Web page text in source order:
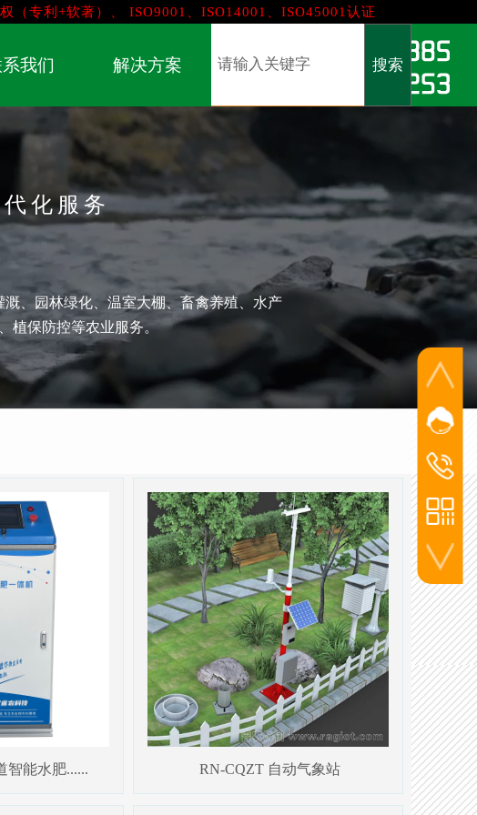
（专利+软著）、 ISO9001、ISO14001、ISO45001认证
我们 解决方案 搜索
、园林绿化、温室大棚、畜禽养殖、水产
植保防控等农业服务。
化服务
智能水肥...... RN-CQZT 自动气象站
网站客
洪经
洪经理
186-
杨经理
136-
李工
130-
联系电话